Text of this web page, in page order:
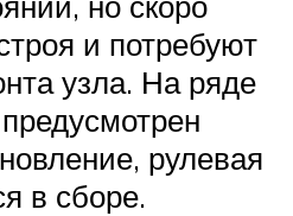
и потребуют
узла. На ряде
рулевая
в сборе.